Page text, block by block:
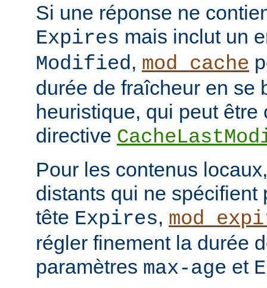
Si une réponse ne
Expires mais inclut un
Modified, mod_cache
durée de fraîcheur en se
heuristique, qui peut être
directive
Pour les contenus
distants qui ne spécifient
tête Expires,
régler finement la durée
paramètres max-age et